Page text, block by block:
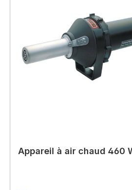
Appareil à air chaud 460